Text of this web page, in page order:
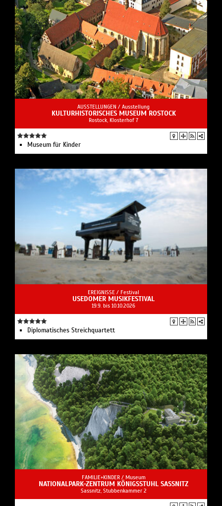
AUSSTELLUNGEN / Ausstellung
KULTURHISTORISCHES MUSEUM ROSTOCK
Rostock, Klosterhof 7
Museum für Kinder
EREIGNISSE / Festival
USEDOMER MUSIKFESTIVAL
19.9. bis 10.10.2026
Diplomatisches Streichquartett
FAMILIE+KINDER / Museum
NATIONALPARK-ZENTRUM KÖNIGSSTUHL SASSNITZ
Sassnitz, Stubbenkammer 2